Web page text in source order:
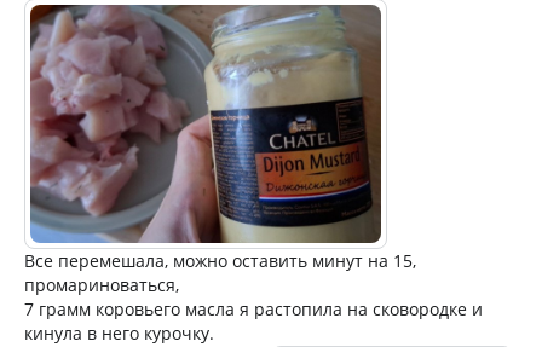
Все перемешала, можно оставить минут на 15,
промариноваться,
7 грамм коровьего масла я растопила на сковородке и
кинула в него курочку.